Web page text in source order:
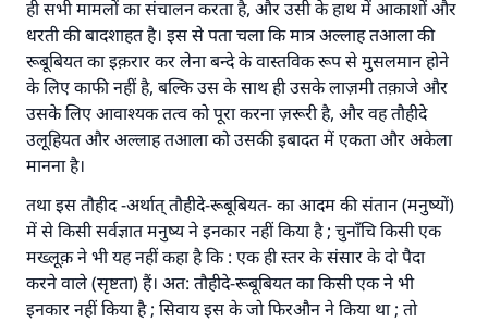
ही सभी मामलों का संचालन करता है, और उसी के हाथ में आकाशों और
धरती की बादशाहत है। इस से पता चला कि मात्र अल्लाह तआला की
रूबूबियत का इक़रार कर लेना बन्दे के वास्तविक रूप से मुसलमान होने
के लिए काफी नहीं है, बल्कि उस के साथ ही उसके लाज़मी तक़ाजे और
उसके लिए आवाश्यक तत्व को पूरा करना ज़रूरी है, और वह तौहीदे
उलूहियत और अल्लाह तआला को उसकी इबादत में एकता और अकेला
मानना है।
तथा इस तौहीद -अर्थात् तौहीदे-रूबूबियत- का आदम की संतान (मनुष्यों)
में से किसी सर्वज्ञात मनुष्य ने इनकार नहीं किया है ; चुनाँचि किसी एक
मख्लूक़ ने भी यह नहीं कहा है कि : एक ही स्तर के संसार के दो पैदा
करने वाले (सृष्टता) हैं। अत: तौहीदे-रूबूबियत का किसी एक ने भी
इनकार नहीं किया है ; सिवाय इस के जो फिरऔन ने किया था ; तो